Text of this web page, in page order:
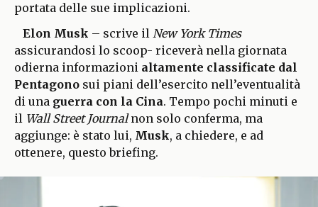
portata delle sue implicazioni.
Elon Musk – scrive il New York Times
assicurandosi lo scoop- riceverà nella giornata
odierna informazioni altamente classificate dal
Pentagono sui piani dell’esercito nell’eventualità
di una guerra con la Cina. Tempo pochi minuti e
il Wall Street Journalnon solo conferma, ma
aggiunge: è stato lui, Musk, a chiedere, e ad
ottenere, questo briefing.